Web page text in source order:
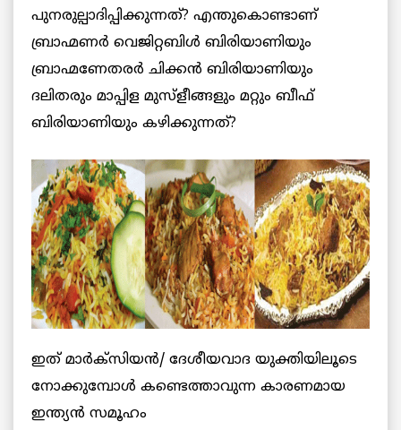
പുനരുല്പാദിപ്പിക്കുന്നത്? എന്തുകൊണ്ടാണ്
ബ്രാഹ്മണര്‍ വെജിറ്റബിള്‍ ബിരിയാണിയും
ബ്രാഹ്മണേതരര്‍ ചിക്കന്‍ ബിരിയാണിയും
ദലിതരും മാപ്പിള മുസ്ളീങ്ങളും മറ്റും ബീഫ്
ബിരിയാണിയും കഴിക്കുന്നത്?
ഇത് മാര്‍ക്സിയന്‍/ ദേശീയവാദ യുക്തിയിലൂടെ
നോക്കുമ്പോള്‍ കണ്ടെത്താവുന്ന കാരണമായ
ഇന്ത്യന്‍ സമൂഹം